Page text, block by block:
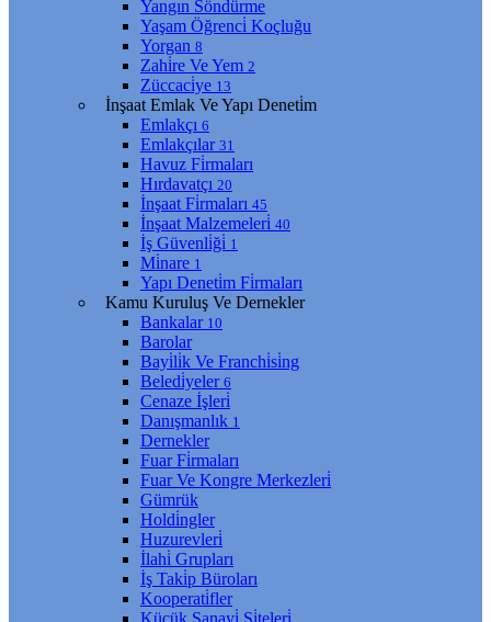
Yangın Söndürme
Yaşam Öğrenci̇ Koçluğu
Yorgan 8
Zahi̇re Ve Yem 2
Züccaci̇ye 13
İnşaat Emlak Ve Yapı Deneti̇m
Emlakçı 6
Emlakçılar 31
Havuz Fi̇rmaları
Hırdavatçı 20
İnşaat Fi̇rmaları 45
İnşaat Malzemeleri̇ 40
İş Güvenli̇ği̇ 1
Mi̇nare 1
Yapı Deneti̇m Fi̇rmaları
Kamu Kuruluş Ve Dernekler
Bankalar 10
Barolar
Bayi̇li̇k Ve Franchi̇si̇ng
Beledi̇yeler 6
Cenaze İşleri̇
Danışmanlık 1
Dernekler
Fuar Fi̇rmaları
Fuar Ve Kongre Merkezleri̇
Gümrük
Holdi̇ngler
Huzurevleri̇
İlahi̇ Grupları
İş Taki̇p Büroları
Kooperati̇fler
Küçük Sanayi̇ Si̇teleri̇